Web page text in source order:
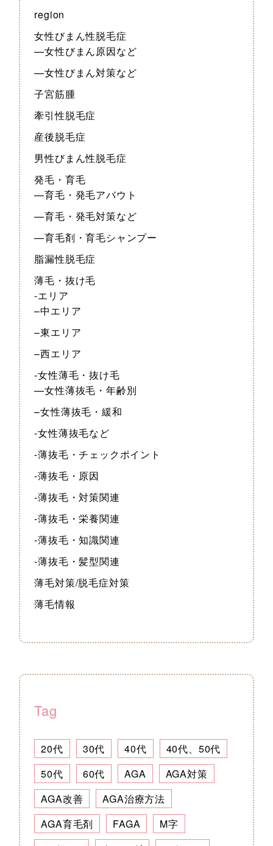
region
女性びまん性脱毛症
—女性びまん原因など
—女性びまん対策など
子宮筋腫
牽引性脱毛症
産後脱毛症
男性びまん性脱毛症
発毛・育毛
—育毛・発毛アバウト
—育毛・発毛対策など
—育毛剤・育毛シャンプー
脂漏性脱毛症
薄毛・抜け毛
-エリア
–中エリア
–東エリア
–西エリア
-女性薄毛・抜け毛
—女性薄抜毛・年齢別
–女性薄抜毛・緩和
-女性薄抜毛など
-薄抜毛・チェックポイント
-薄抜毛・原因
-薄抜毛・対策関連
-薄抜毛・栄養関連
-薄抜毛・知識関連
-薄抜毛・髪型関連
薄毛対策/脱毛症対策
薄毛情報
Tag
20代 30代 40代
40代、50代
50代
60代 AGA
AGA対策
AGA改善
AGA治療方法
AGA育毛剤
FAGA
M字